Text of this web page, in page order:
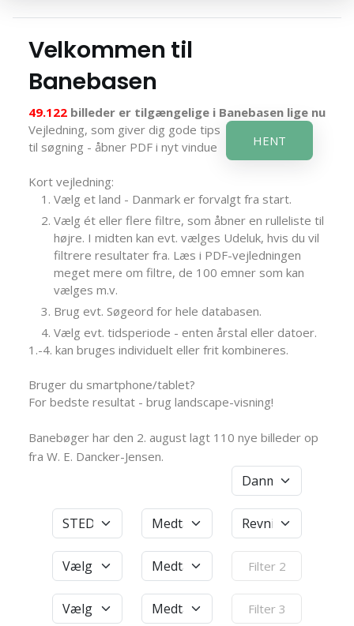
Velkommen til
Banebasen
49.122 billeder er tilgængelige i Banebasen lige nu
Vejledning, som giver dig gode tips
til søgning - åbner PDF i nyt vindue
HENT
Kort vejledning:
Vælg et land - Danmark er forvalgt fra start.
Vælg ét eller flere filtre, som åbner en rulleliste til
højre. I midten kan evt. vælges Udeluk, hvis du vil
filtrere resultater fra. Læs i PDF-vejledningen
meget mere om filtre, de 100 emner som kan
vælges m.v.
Brug evt. Søgeord for hele databasen.
Vælg evt. tidsperiode - enten årstal eller datoer.
1.-4. kan bruges individuelt eller frit kombineres.
Bruger du smartphone/tablet?
For bedste resultat - brug landscape-visning!
Banebøger har den 2. august lagt 110 nye billeder op
fra W. E. Dancker-Jensen.